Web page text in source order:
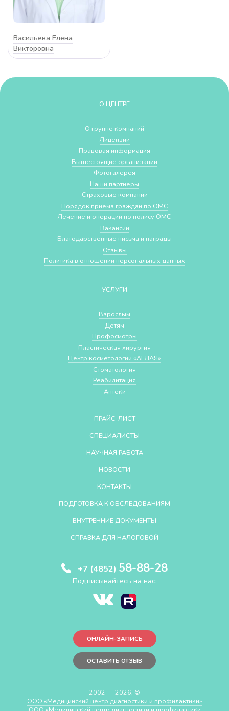
Васильева Елена
Викторовна
О ЦЕНТРЕ
О группе компаний
Лицензии
Правовая информация
Вышестоящие организации
Фотогалерея
Наши партнеры
Страховые компании
Порядок приема граждан по ОМС
Лечение и операции по полису ОМС
Вакансии
Благодарственные письма и награды
Отзывы
Политика в отношении персональных данных
УСЛУГИ
Взрослым
Детям
Профосмотры
Пластическая хирургия
Центр косметологии «АГЛАЯ»
Стоматология
Реабилитация
Аптеки
ПРАЙС-ЛИСТ
СПЕЦИАЛИСТЫ
НАУЧНАЯ РАБОТА
НОВОСТИ
КОНТАКТЫ
ПОДГОТОВКА К ОБСЛЕДОВАНИЯМ
ВНУТРЕННИЕ ДОКУМЕНТЫ
СПРАВКА ДЛЯ НАЛОГОВОЙ
+7 (4852) 58-88-28
Подписывайтесь на нас:
ОНЛАЙН-ЗАПИСЬ
ОСТАВИТЬ ОТЗЫВ
2002 — 2026, ©
ООО «Медицинский центр диагностики и профилактики»